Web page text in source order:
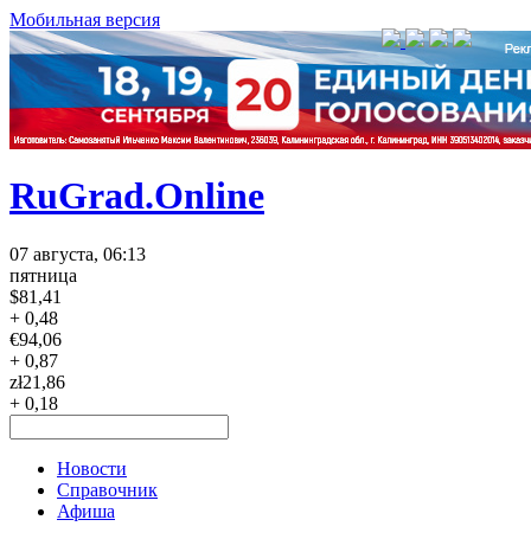
Мобильная версия
RuGrad.Online
07 августа, 06:13
пятница
$81,41
+ 0,48
€94,06
+ 0,87
zł21,86
+ 0,18
Новости
Справочник
Афиша